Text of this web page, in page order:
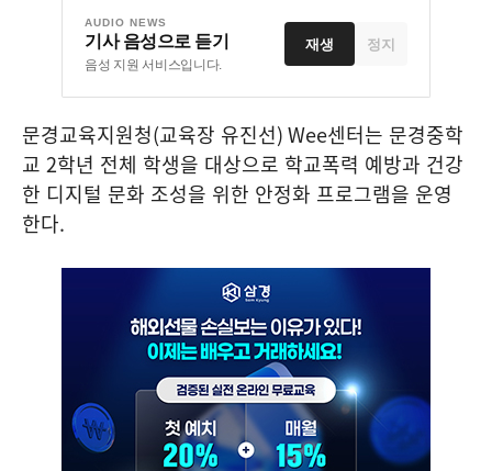
AUDIO NEWS
기사 음성으로 듣기
음성 지원 서비스입니다.
재생 정지
문경교육지원청(교육장 유진선) Wee센터는 문경중학
교 2학년 전체 학생을 대상으로 학교폭력 예방과 건강
한 디지털 문화 조성을 위한 안정화 프로그램을 운영
한다.